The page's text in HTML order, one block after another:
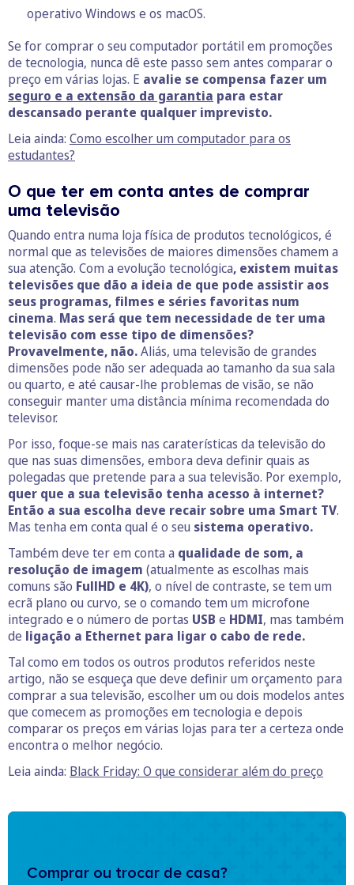
operativo Windows e os macOS.
Se for comprar o seu computador portátil em promoções
de tecnologia, nunca dê este passo sem antes comparar o
preço em várias lojas. E avalie se compensa fazer um
seguro e a extensão da garantia para estar
descansado perante qualquer imprevisto.
Leia ainda: Como escolher um computador para os
estudantes?
O que ter em conta antes de comprar
uma televisão
Quando entra numa loja física de produtos tecnológicos, é
normal que as televisões de maiores dimensões chamem a
sua atenção. Com a evolução tecnológica, existem muitas
televisões que dão a ideia de que pode assistir aos
seus programas, filmes e séries favoritas num
cinema. Mas será que tem necessidade de ter uma
televisão com esse tipo de dimensões?
Provavelmente, não.Aliás, uma televisão de grandes
dimensões pode não ser adequada ao tamanho da sua sala
ou quarto, e até causar-lhe problemas de visão, se não
conseguir manter uma distância mínima recomendada do
televisor.
Por isso, foque-se mais nas caraterísticas da televisão do
que nas suas dimensões, embora deva definir quais as
polegadas que pretende para a sua televisão. Por exemplo,
quer que a sua televisão tenha acesso à internet?
Então a sua escolha deve recair sobre uma Smart TV.
Mas tenha em conta qual é o seu sistema operativo.
Também deve ter em conta a qualidade de som, a
resolução de imagem (atualmente as escolhas mais
comuns são FullHD e 4K), o nível de contraste, se tem um
ecrã plano ou curvo, se o comando tem um microfone
integrado e o número de portas USB e HDMI, mas também
de ligação a Ethernet para ligar o cabo de rede.
Tal como em todos os outros produtos referidos neste
artigo, não se esqueça que deve definir um orçamento para
comprar a sua televisão, escolher um ou dois modelos antes
que comecem as promoções em tecnologia e depois
comparar os preços em várias lojas para ter a certeza onde
encontra o melhor negócio.
Leia ainda: Black Friday: O que considerar além do preço
Comprar ou trocar de casa?